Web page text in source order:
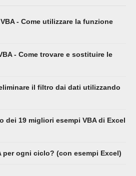
- Come utilizzare la funzione
- Come trovare e sostituire le
il filtro dai dati utilizzando
dei 19 migliori esempi VBA di Excel
per ogni ciclo? (con esempi Excel)